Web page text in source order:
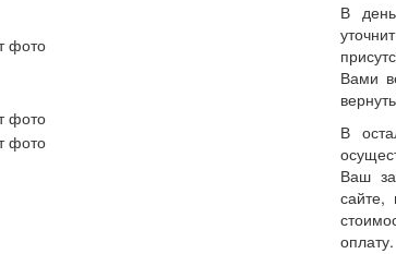
В
Вами
В
Ваш
сайте,
оплату.